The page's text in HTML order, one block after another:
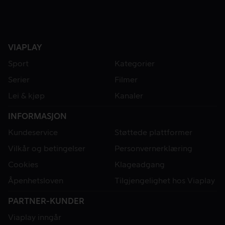
VIAPLAY
Sport
Kategorier
Serier
Filmer
Lei & kjøp
Kanaler
INFORMASJON
Kundeservice
Støttede plattformer
Vilkår og betingelser
Personvernerklæring
Cookies
Klageadgang
Åpenhetsloven
Tilgjengelighet hos Viaplay
PARTNER-KUNDER
Viaplay inngår